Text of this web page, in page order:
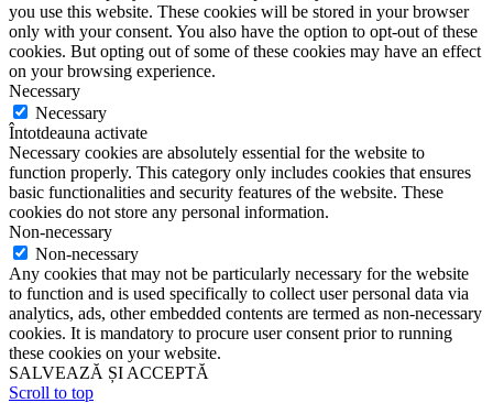
you use this website. These cookies will be stored in your browser
only with your consent. You also have the option to opt-out of these
cookies. But opting out of some of these cookies may have an effect
on your browsing experience.
Necessary
Necessary
Întotdeauna activate
Necessary cookies are absolutely essential for the website to
function properly. This category only includes cookies that ensures
basic functionalities and security features of the website. These
cookies do not store any personal information.
Non-necessary
Non-necessary
Any cookies that may not be particularly necessary for the website
to function and is used specifically to collect user personal data via
analytics, ads, other embedded contents are termed as non-necessary
cookies. It is mandatory to procure user consent prior to running
these cookies on your website.
SALVEAZĂ ȘI ACCEPTĂ
Scroll to top